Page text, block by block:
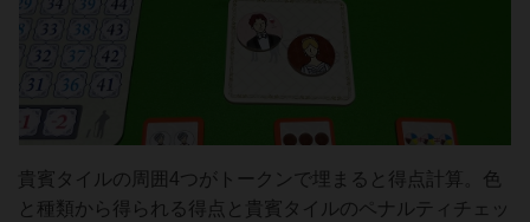
貴賓タイルの周囲4つがトークンで埋まると得点計算。色
と種類から得られる得点と貴賓タイルのペナルティチェッ